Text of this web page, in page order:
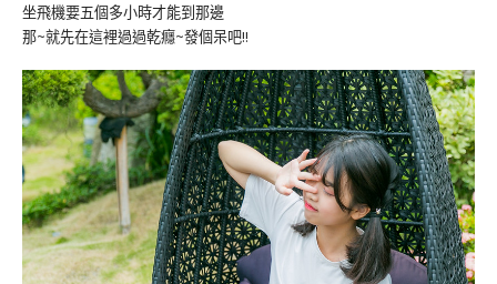
坐飛機要五個多小時才能到那邊
那~就先在這裡過過乾癮~發個呆吧!!